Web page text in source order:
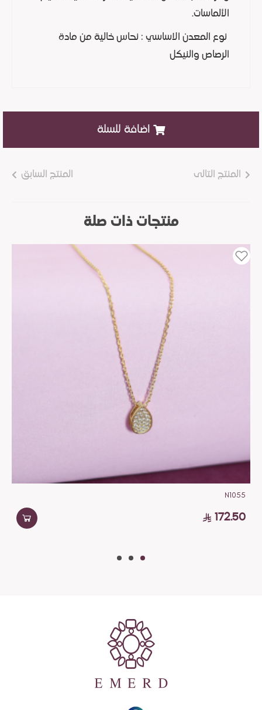
الألماسات.
نوع المعدن الاساسي : نحاس خالية من مادة
الرصاص والنيكل
اضافة للسلة
المنتج التالى المنتج السابق
منتجات ذات صلة
N1055
172.50